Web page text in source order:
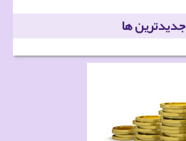
جدیدترین ها